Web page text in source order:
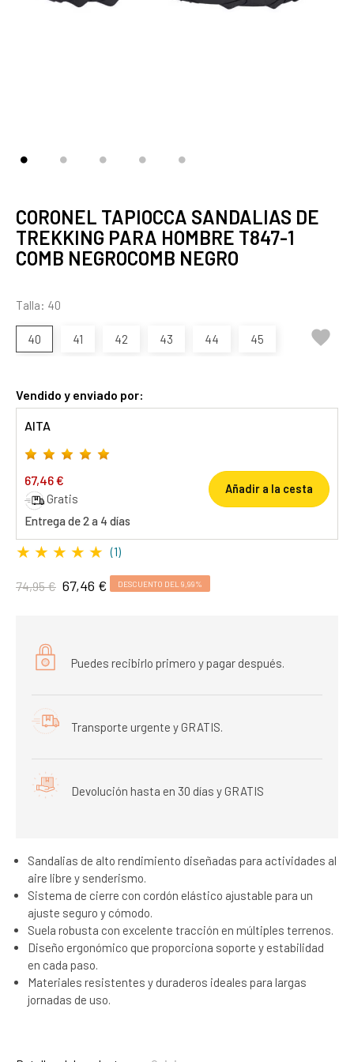
CORONEL TAPIOCCA SANDALIAS DE
TREKKING PARA HOMBRE T847-1
COMB NEGROCOMB NEGRO
Talla: 40
40 41 42 43 44 45 
Vendido y enviado por:
AITA
67,46 €
Gratis
Entrega de 2 a 4 días
Añadir a la cesta
★ ★ ★ ★ ★ (1)
74,95 € 67,46 € DESCUENTO DEL 9,99%
Puedes recibirlo primero y pagar después.
Transporte urgente y GRATIS.
Devolución hasta en 30 días y GRATIS
Sandalias de alto rendimiento diseñadas para actividades al
aire libre y senderismo.
Sistema de cierre con cordón elástico ajustable para un
ajuste seguro y cómodo.
Suela robusta con excelente tracción en múltiples terrenos.
Diseño ergonómico que proporciona soporte y estabilidad
en cada paso.
Materiales resistentes y duraderos ideales para largas
jornadas de uso.